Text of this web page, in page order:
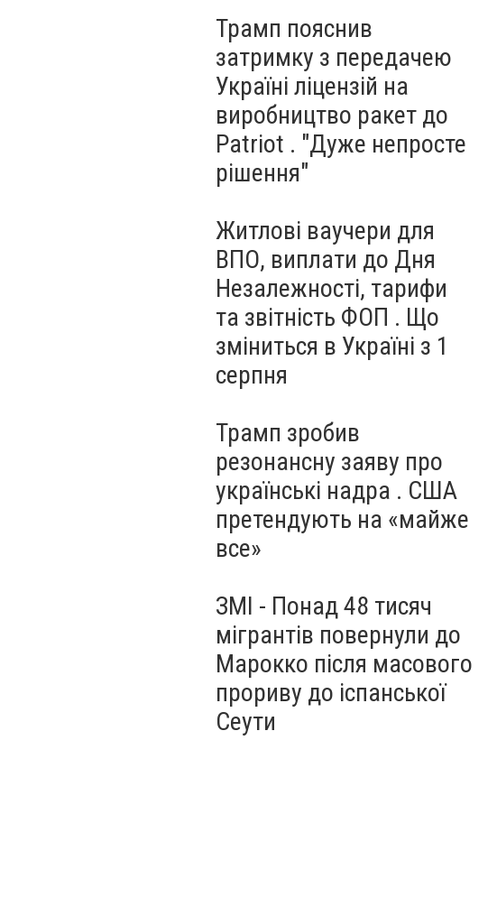
Трамп пояснив
затримку з передачею
Україні ліцензій на
виробництво ракет до
Patriot . "Дуже непросте
рішення"
Житлові ваучери для
ВПО, виплати до Дня
Незалежності, тарифи
та звітність ФОП . Що
зміниться в Україні з 1
серпня
Трамп зробив
резонансну заяву про
українські надра . США
претендують на «майже
все»
ЗМІ - Понад 48 тисяч
мігрантів повернули до
Марокко після масового
прориву до іспанської
Сеути